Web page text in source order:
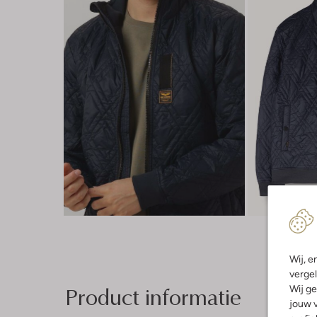
Wij,
Wij
jouw
Product informatie